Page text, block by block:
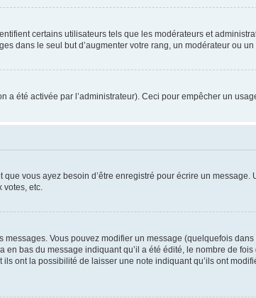
certains utilisateurs tels que les modérateurs et
dans le seul but d’augmenter votre rang, un modérateur ou
été activée par l’administrateur). Ceci pour empêcher un
vous ayez besoin d’être enregistré pour écrire un
votes, etc.
Vous pouvez modifier un message (quelquefois
bas du message indiquant qu’il a été édité, le nombre de
ont la possibilité de laisser une note indiquant qu’ils ont